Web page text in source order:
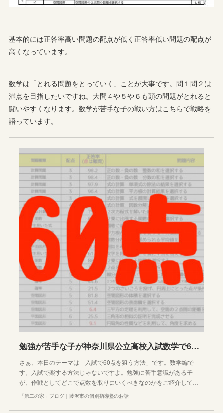
基本的には正答率高い問題の配点が低く正答率低い問題の配点が
高くなっています。
数学は「とれる問題をとっていく」ことが大事です。問１問２は
満点を目指したいですね。大問４や５や６も頭の問題がとれると
闘いやすくなります。数学が苦手な子の戦い方はこちらで戦略を
語っています。
勉強が苦手な子が神奈川県公立高校入試数学で60点以上取る方法
さぁ、本日のテーマは「入試で60点を狙う方法」です。数学編で
す。入試で楽する方法じゃないですよ。勉強に苦手意識がある子
が、作戦としてどこで点数を取りにいくべきなのかをご紹介して…
「第二の家」ブログ｜藤沢市の個別指導塾のお話